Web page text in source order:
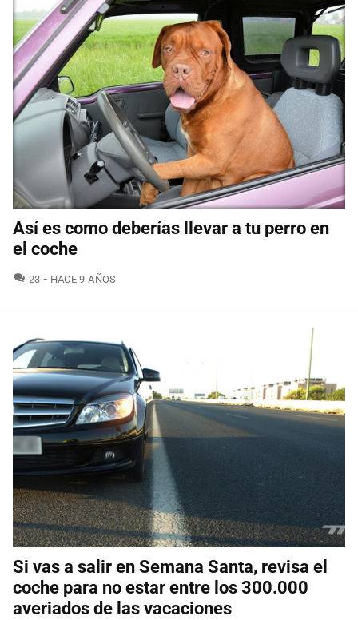
Así es como deberías llevar a tu perro en
el coche
23 COMENTARIOS
HACE 9 AÑOS
Si vas a salir en Semana Santa, revisa el
coche para no estar entre los 300.000
averiados de las vacaciones